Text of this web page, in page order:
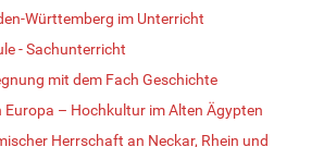
Württemberg im Unterricht
- Sachunterricht
mit dem Fach Geschichte
Europa – Hochkultur im Alten Ägypten
Herrschaft an Neckar, Rhein und